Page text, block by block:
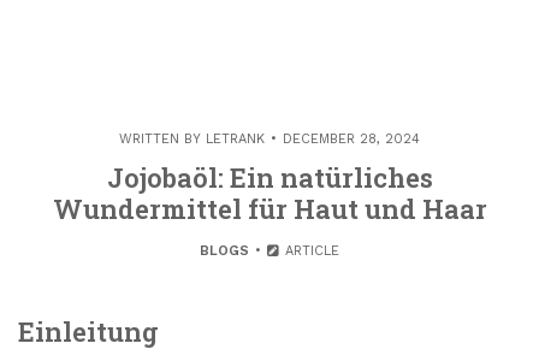
WRITTEN BY LETRANK DECEMBER 28, 2024
Jojobaöl: Ein natürliches
Wundermittel für Haut und Haar
BLOGS ARTICLE
Einleitung